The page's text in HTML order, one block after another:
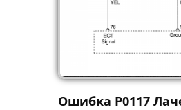
Ошибка P0117